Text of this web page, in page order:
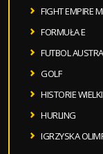
FIGHT EMPIRE
FORMUŁA E
FUTBOL
GOLF
HISTORIE
HURLING
IGRZYSKA